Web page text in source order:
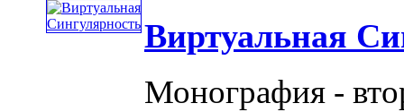
Виртуальная
Монография -